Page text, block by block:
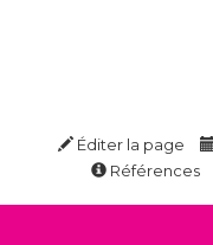
Éditer la page
Références